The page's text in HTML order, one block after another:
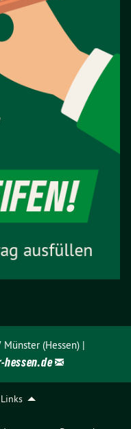
Links
Münster (Hessen) |
hessen.de